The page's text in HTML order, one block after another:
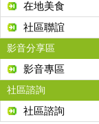
在地美食
社區聯誼
影音分享區
影音專區
社區諮詢
社區諮詢